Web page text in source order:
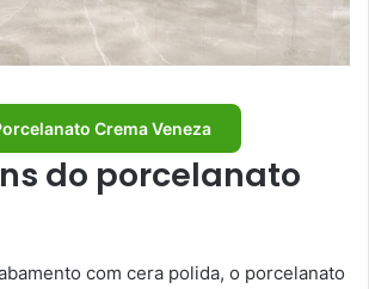
Crema Veneza
do porcelanato
com cera polida, o porcelanato